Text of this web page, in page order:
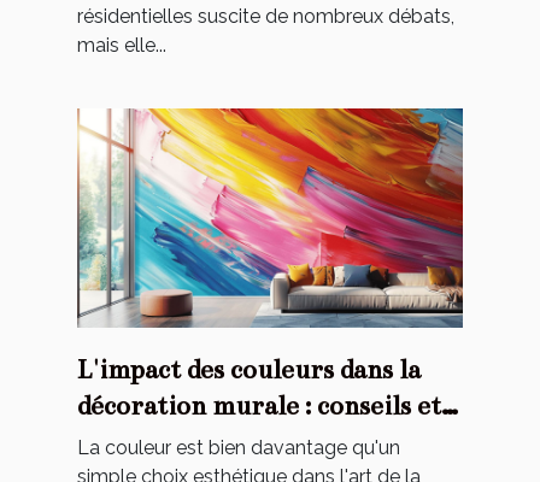
résidentielles suscite de nombreux débats,
mais elle...
L'impact des couleurs dans la
décoration murale : conseils et
astuces
La couleur est bien davantage qu'un
simple choix esthétique dans l'art de la